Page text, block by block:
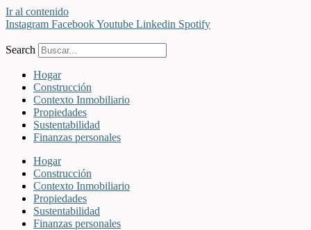
Ir al contenido
Instagram FacebookYoutube Linkedin Spotify
Search
Hogar
Construcción
Contexto Inmobiliario
Propiedades
Sustentabilidad
Finanzas personales
Hogar
Construcción
Contexto Inmobiliario
Propiedades
Sustentabilidad
Finanzas personales